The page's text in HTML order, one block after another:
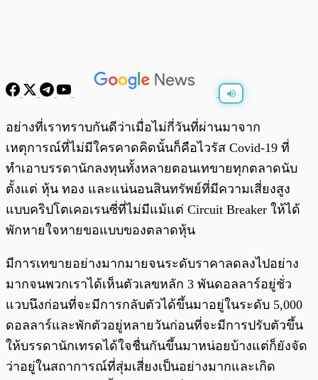
พร้อมเล่น
อย่างที่เราทราบกันดีว่าเมื่อไม่กี่วันที่ผ่านมาจาก
เหตุการณ์ที่ไม่มีใครคาดคิดนั้นก็คือไวรัส Covid-19 ที่
ทำเอาบรรดานักลงทุนทั้งหลายตอนเทขายทุกตลาดนับ
ตั้งแต่ หุ้น ทอง และแน่นอนสินทรัพย์ที่มีความเสี่ยงสูง
แบบคริปโตเคอเรนซี่ที่ไม่มีแม้แต่ Circuit Breaker ให้ได้
พักหายใจหายขอแบบของตลาดหุ้น
มีการเทขายอย่างมากมายจนระดับราคาลดลงไปอย่าง
มากจนพวกเราได้เห็นตัวเลขหลัก 3 พันดอลลาร์อยู่ชั่ว
แวบนึงก่อนที่จะมีการกลับตัวได้ขึ้นมาอยู่ในระดับ 5,000
ดอลลาร์และพักตัวอยู่หลายวันก่อนที่จะมีการปรับตัวขึ้น
ให้บรรดานักเทรดได้ใจชื่นกันขึ้นมาหน่อยบ้างแต่ก็ยังจัด
ว่าอยู่ในสถาการณ์ที่สุ่มเสี่ยงเป็นอย่างมากและเกิด